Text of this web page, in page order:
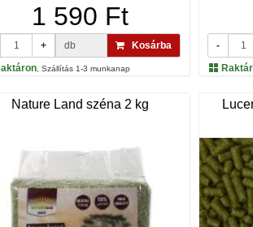
1 590 Ft
+ db
Kosárba
, Szállítás 1-3 munkanap
-
Nature Land széna 2 kg